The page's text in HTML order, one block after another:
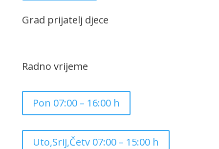
Grad prijatelj djece
Radno vrijeme
Pon 07:00 – 16:00 h
Uto,Srij,Četv 07:00 – 15:00 h